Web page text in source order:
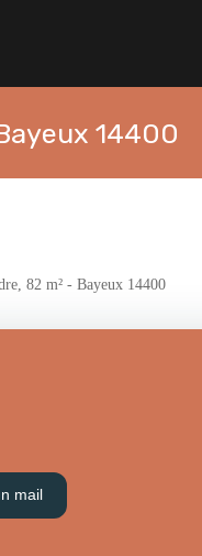
14400
82 m² - Bayeux 14400
mail